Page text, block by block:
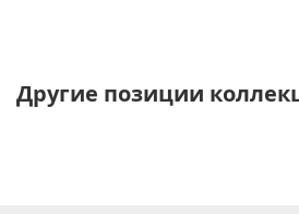
Другие позиции